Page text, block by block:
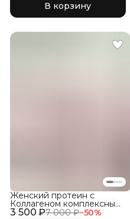
В корзину
3 500 ₽7 000 ₽−50%
Женский протеин с
Коллагеном комплексный
1800, Кокос